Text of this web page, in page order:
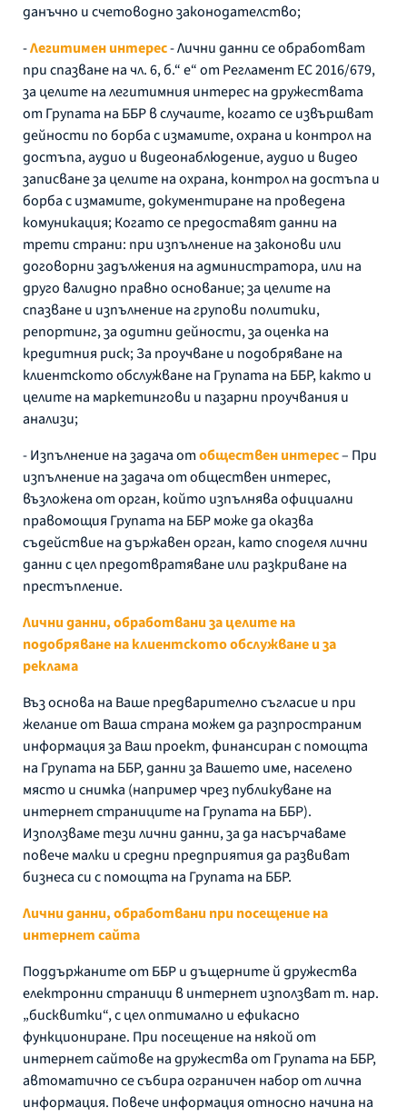
данъчно и счетоводно законодателство;
-Легитимен интерес- Лични данни се обработват
при спазване на чл. 6, б.“ е“ от Регламент ЕС 2016/679,
за целите на легитимния интерес на дружествата
от Групата на ББР в случаите, когато се извършват
дейности по борба с измамите, охрана и контрол на
достъпа, аудио и видеонаблюдение, аудио и видео
записване за целите на охрана, контрол на достъпа и
борба с измамите, документиране на проведена
комуникация; Когато се предоставят данни на
трети страни: при изпълнение на законови или
договорни задължения на администратора, или на
друго валидно правно основание; за целите на
спазване и изпълнение на групови политики,
репортинг, за одитни дейности, за оценка на
кредитния риск; За проучване и подобряване на
клиентското обслужване на Групата на ББР, както и
целите на маркетингови и пазарни проучвания и
анализи;
- Изпълнение на задача отобществен интерес– При
изпълнение на задача от обществен интерес,
възложена от орган, който изпълнява официални
правомощия Групата на ББР може да оказва
съдействие на държавен орган, като споделя лични
данни с цел предотвратяване или разкриване на
престъпление.
Лични данни, обработвани за целите на
подобряване на клиентското обслужване и за
реклама
Въз основа на Ваше предварително съгласие и при
желание от Ваша страна можем да разпространим
информация за Ваш проект, финансиран с помощта
на Групата на ББР, данни за Вашето име, населено
място и снимка (например чрез публикуване на
интернет страниците на Групата на ББР).
Използваме тези лични данни, за да насърчаваме
повече малки и средни предприятия да развиват
бизнеса си с помощта на Групата на ББР.
Лични данни, обработвани при посещение на
интернет сайта
Поддържаните от ББР и дъщерните й дружества
електронни страници в интернет използват т. нар.
„бисквитки“, с цел оптимално и ефикасно
функциониране. При посещение на някой от
интернет сайтове на дружества от Групата на ББР,
автоматично се събира ограничен набор от лична
информация. Повече информация относно начина на